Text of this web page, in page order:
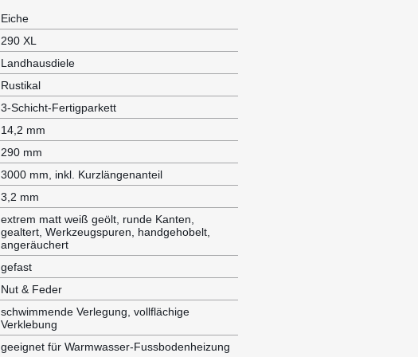
Eiche
290 XL
Landhausdiele
Rustikal
3-Schicht-Fertigparkett
14,2 mm
290 mm
3000 mm, inkl. Kurzlängenanteil
3,2 mm
extrem matt weiß geölt, runde Kanten,
gealtert, Werkzeugspuren, handgehobelt,
angeräuchert
gefast
Nut & Feder
schwimmende Verlegung, vollflächige
Verklebung
geeignet für Warmwasser-Fussbodenheizung